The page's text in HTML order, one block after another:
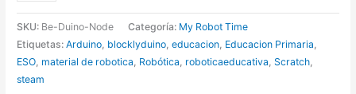
SKU: Be-Duino-Node Categoría: My Robot Time
Etiquetas:Arduino blocklyduino ,educacion Educacion Primaria
ESO material de robotica Robótica roboticaeducativa ,Scratch
steam